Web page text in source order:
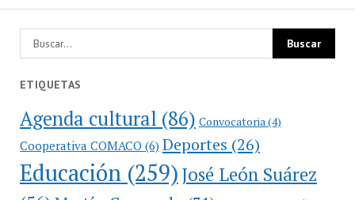
ETIQUETAS
Agenda cultural (86) Convocatoria (4)
Cooperativa COMACO(6) Deportes (26)
Educación(259)José León Suárez